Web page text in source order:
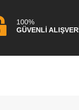
100%
GÜVENLİ